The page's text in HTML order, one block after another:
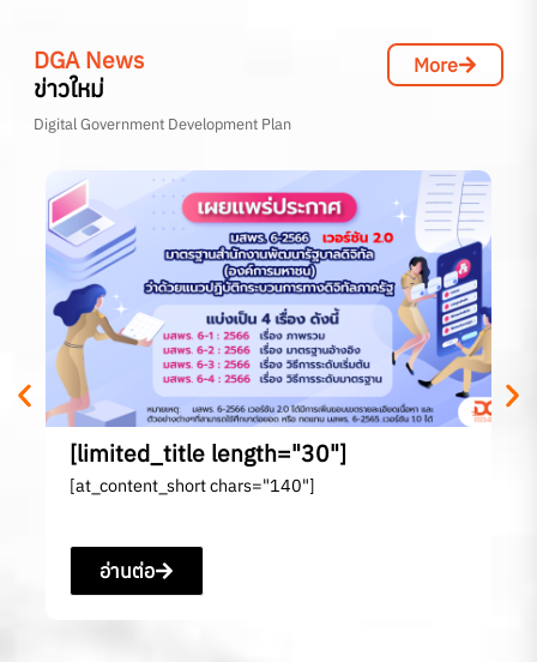
DGA News
ข่าวใหม่
More
Digital Government Development Plan
[limited_title length="30"]
[at_content_short chars="140"]
อ่านต่อ